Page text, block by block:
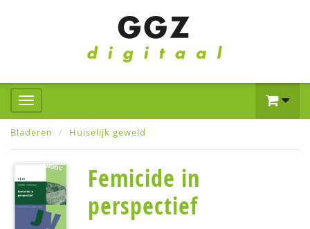
Bladeren Huiselijk geweld
Femicide in
perspectief